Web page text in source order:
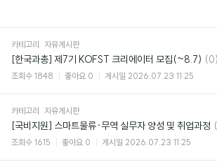
카테고리 자유게시판
[한국과총] 제7기 KOFST 크리에이터 모집(~8.7) 댓
(0)
조회수 1848 좋아요 0 게시일 2026.07.23 11:25
카테고리 자유게시판
[국비지원] 스마트물류·무역 실무자 양성 및 취업과정
조회수 1615 좋아요 0 게시일 2026.07.23 11:25